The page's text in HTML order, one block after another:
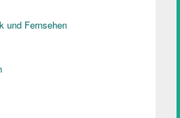
und Fernsehen